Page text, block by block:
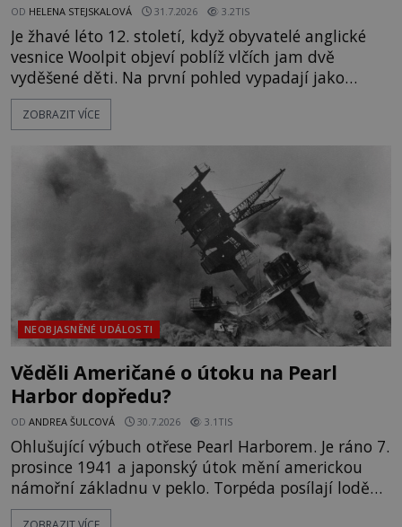
OD HELENA STEJSKALOVÁ 31.7.2026 3.2TIS
Je žhavé léto 12. století, když obyvatelé anglické
vesnice Woolpit objeví poblíž vlčích jam dvě
vyděšené děti. Na první pohled vypadají jako
každé jiné, až na jednu děsivou výjimku. Jejich
kůže má nazelenalý odstín, mluví
kromě syrových bobů. Příběh se rychle stává
jednou z největších záhad středověké Anglie a ani
po téměř devíti stech letech není
ZOBRAZIT VÍCE
NEOBJASNĚNÉ UDÁLOSTI
Věděli Američané o útoku na Pearl
Harbor dopředu?
OD ANDREA ŠULCOVÁ 30.7.2026 3.1TIS
Ohlušující výbuch otřese Pearl Harborem. Je ráno 7.
prosince 1941 a japonský útok mění americkou
námořní základnu v peklo. Torpéda posílají lodě
ke dnu, hladinu pokrývá hořící nafta a začíná